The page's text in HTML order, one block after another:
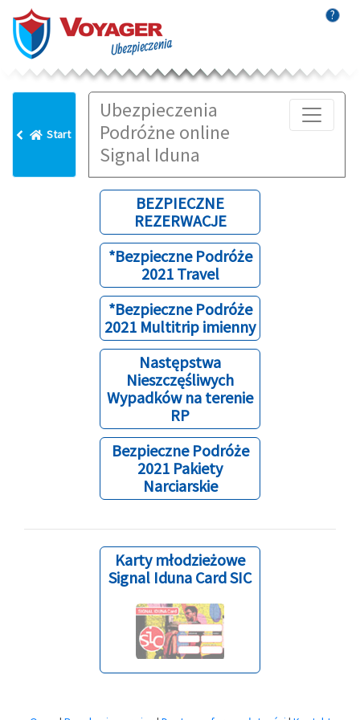
?
Start
Ubezpieczenia
Podróżne online
Signal Iduna
BEZPIECZNE
REZERWACJE
*Bezpieczne Podróże
2021 Travel
*Bezpieczne Podróże
2021 Multitrip imienny
Następstwa
Nieszczęśliwych
Wypadków na terenie
RP
Bezpieczne Podróże
2021 Pakiety
Narciarskie
Karty młodzieżowe
Signal Iduna Card SIC